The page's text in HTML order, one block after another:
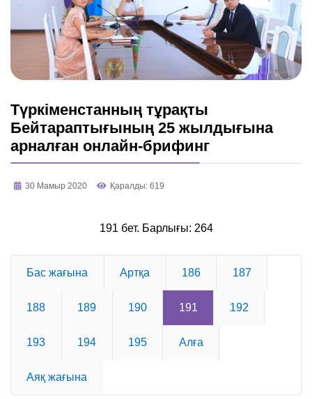
Түркіменстанның тұрақты
Бейтараптығының 25 жылдығына
арналған онлайн-брифинг
30 Мамыр 2020 Қаралды: 619
191 бет. Барлығы: 264
Бас жағына Артқа 186 187
188 189 190 191 192
193 194 195 Алға
Аяқ жағына